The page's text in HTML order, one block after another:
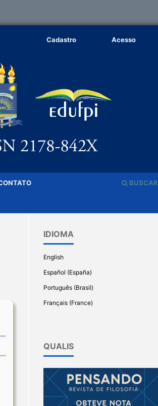
BUSCAR
Cadastro Acesso
IDIOMA
English
Español (España)
Português (Brasil)
Français (France)
QUALIS